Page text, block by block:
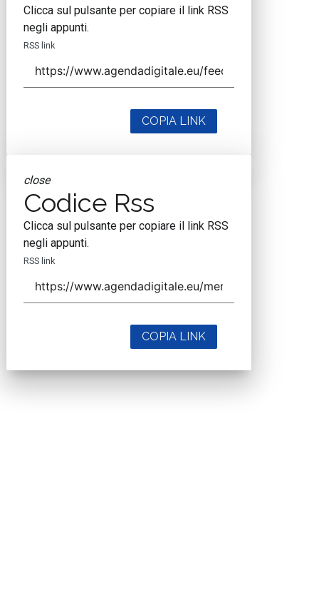
Clicca sul pulsante per copiare il link RSS
negli appunti.
RSS link
COPIA LINK
close
Codice Rss
Clicca sul pulsante per copiare il link RSS
negli appunti.
RSS link
COPIA LINK